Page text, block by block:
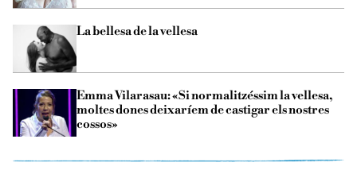
La bellesa de la vellesa
Emma Vilarasau: «Si normalitzéssim la vellesa,
moltes dones deixaríem de castigar els nostres
cossos»